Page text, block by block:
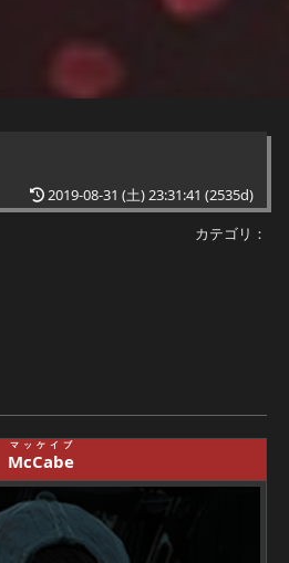
2019-08-31 (土) 23:31:41 (2535d)
カテゴリ：
McCabe
マッケイブ